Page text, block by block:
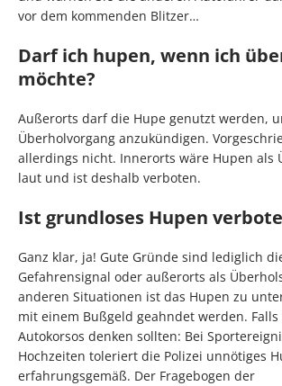
vor dem kommenden Blitzer…
Darf ich hupen, wenn ich
möchte?
Außerorts darf die Hupe genutzt werden,
Überholvorgang anzukündigen.
allerdings nicht. Innerorts wäre Hupen als
laut und ist deshalb verboten.
Ist grundloses Hupen
Ganz klar, ja! Gute Gründe sind lediglich
Gefahrensignal oder außerorts als
anderen Situationen ist das Hupen zu
mit einem Bußgeld geahndet werden. Falls
Autokorsos denken sollten: Bei
Hochzeiten toleriert die Polizei unnötiges
erfahrungsgemäß. Der Fragebogen der